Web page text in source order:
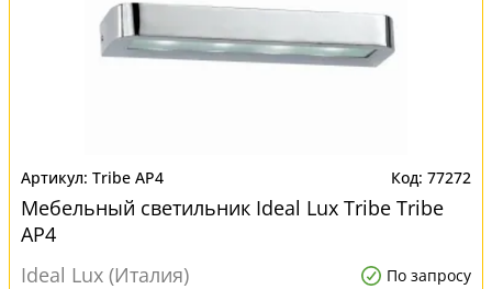
Tribe AP4 77272
Мебельный светильник Ideal Lux Tribe Tribe
AP4
Ideal Lux (Италия)
По запросу